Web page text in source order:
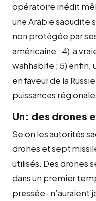
opératoire inédit
une Arabie saoudite
non protégée par
américaine ; 4) la
wahhabite ; 5) enfin,
en faveur de la
puissances
Un: des drones
Selon les autorités
drones et sept
utilisés. Des drones
dans un premier
pressée- n’auraient